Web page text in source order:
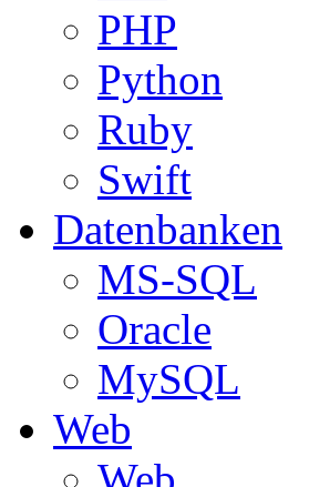
PHP
Python
Ruby
Swift
Datenbanken
MS-SQL
Oracle
MySQL
Web